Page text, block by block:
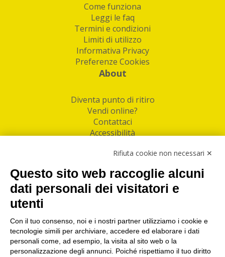
Come funziona
Leggi le faq
Termini e condizioni
Limiti di utilizzo
Informativa Privacy
Preferenze Cookies
About
Diventa punto di ritiro
Vendi online?
Contattaci
Accessibilità
Facebook
Linkedin
I nostri punti di ritiro e spedizione pacchi nelle
maggiori città italiane
Torino|Milano|Roma|Bologna|Firenze| Genova
Napoli|Varese
Rifiuta cookie non necessari ✕
Questo sito web raccoglie alcuni
dati personali dei visitatori e
utenti
Con il tuo consenso, noi e i nostri partner utilizziamo i cookie e
tecnologie simili per archiviare, accedere ed elaborare i dati
personali come, ad esempio, la visita al sito web o la
personalizzazione degli annunci. Poiché rispettiamo il tuo diritto